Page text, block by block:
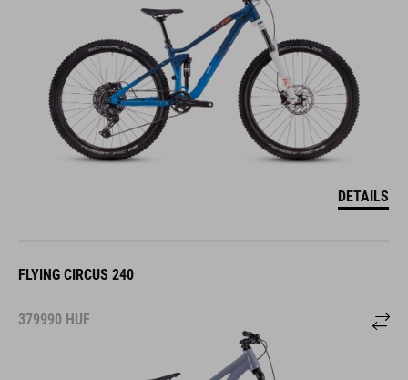
DETAILS
FLYING CIRCUS 240
379990 HUF